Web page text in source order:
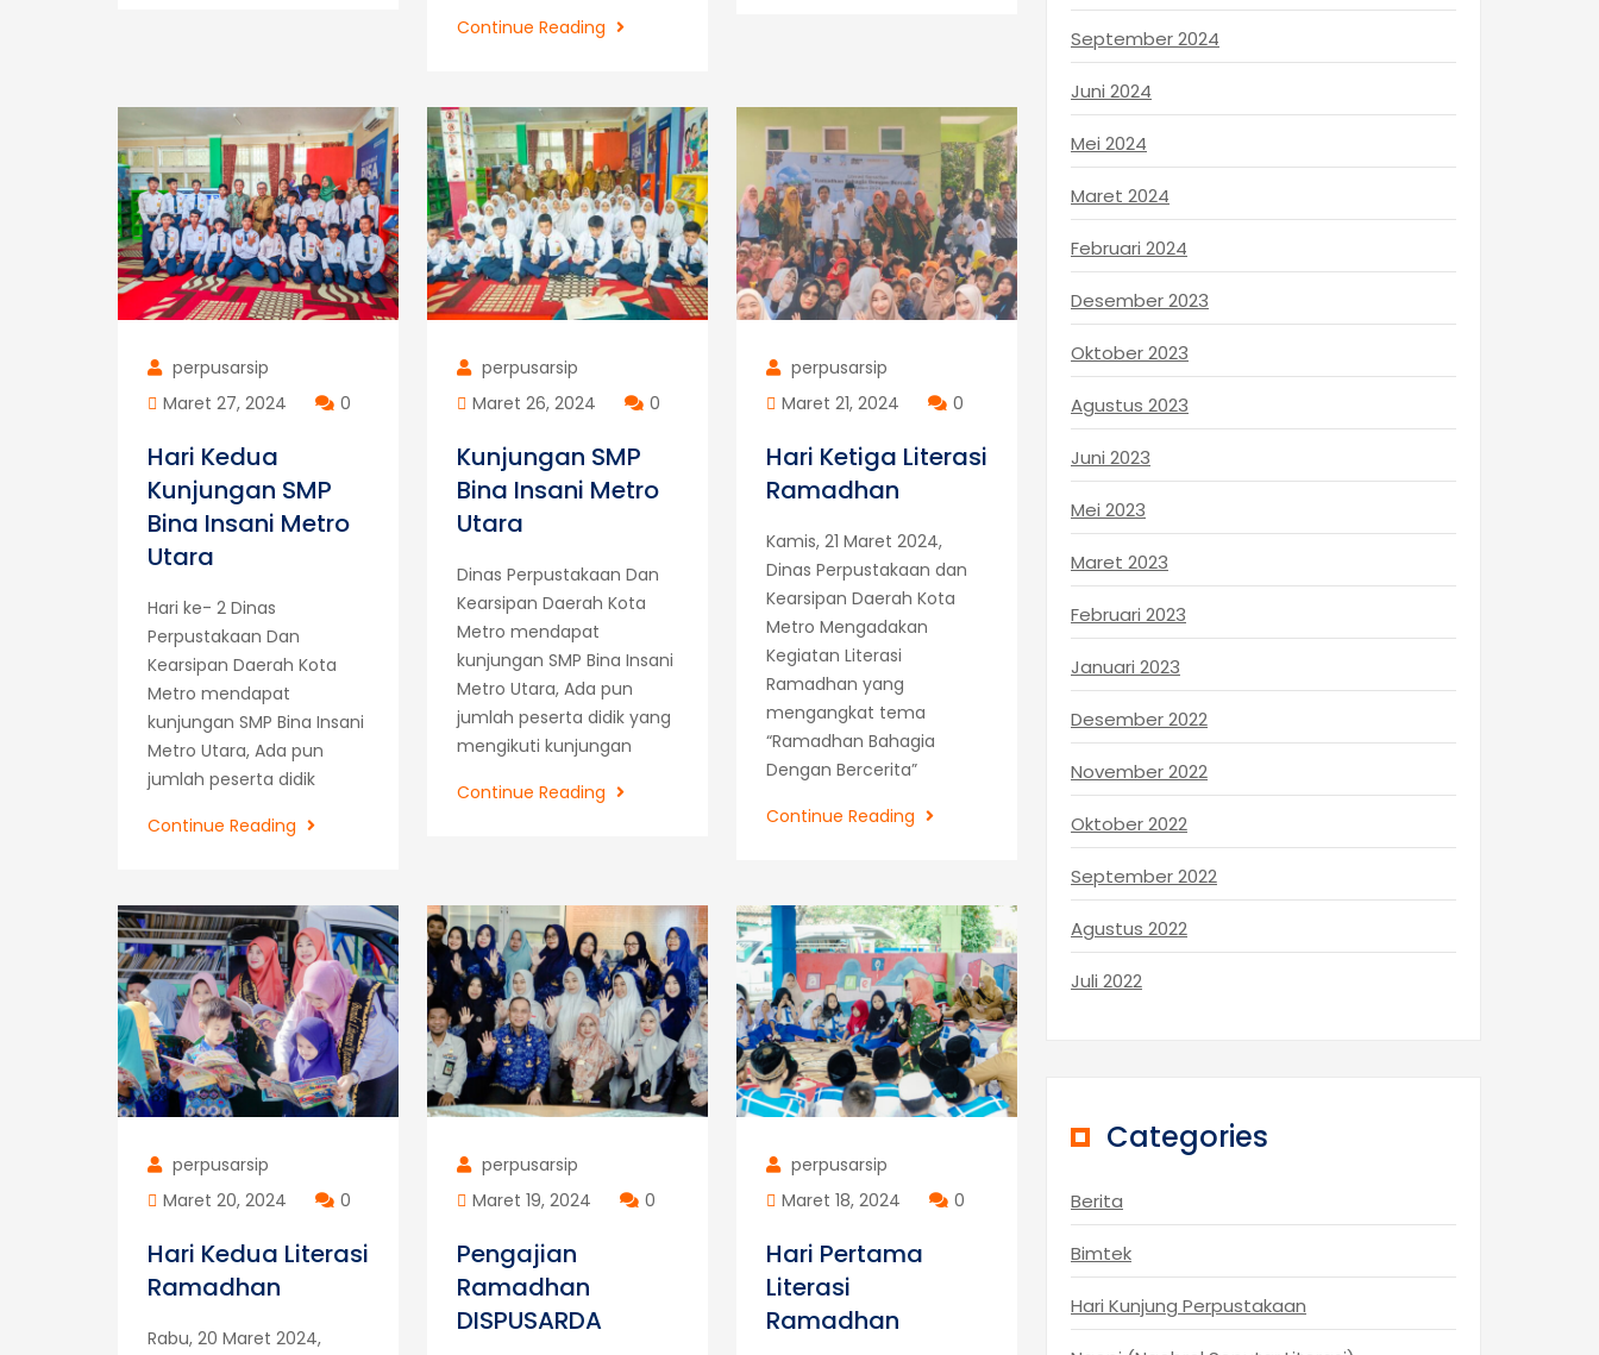
Continue Reading
Sosialisasi
Bagi
Generasi
Muda
perpusarsip
Maret 27, 2024
0
Hari Kedua
Kunjungan SMP
Bina Insani Metro
Utara
Hari ke- 2 Dinas
Perpustakaan Dan
Kearsipan Daerah Kota
Metro mendapat
kunjungan SMP Bina Insani
Metro Utara, Ada pun
jumlah peserta didik
Continue Reading
Hari
SMP
Bina
Insani
Metro
Utara
perpusarsip
Maret 26, 2024
0
Kunjungan SMP
Bina Insani Metro
Utara
Dinas Perpustakaan Dan
Kearsipan Daerah Kota
Metro mendapat
kunjungan SMP Bina Insani
Metro Utara, Ada pun
jumlah peserta didik yang
mengikuti kunjungan
Continue Reading
Kunjungan
Metro
Utara
perpusarsip
Maret 21, 2024
0
Hari Ketiga Literasi
Ramadhan
Kamis, 21 Maret 2024,
Dinas Perpustakaan dan
Kearsipan Daerah Kota
Metro Mengadakan
Kegiatan Literasi
Ramadhan yang
mengangkat tema
“Ramadhan Bahagia
Dengan Bercerita”
Continue Reading
Hari
Ramadhan
perpusarsip
Maret 20, 2024
0
Hari Kedua Literasi
Ramadhan
Rabu, 20 Maret 2024,
perpusarsip
Maret 19, 2024
0
Pengajian
Ramadhan
DISPUSARDA
perpusarsip
Maret 18, 2024
0
Hari Pertama
Literasi
Ramadhan
September 2024
Juni 2024
Mei 2024
Maret 2024
Februari 2024
Desember 2023
Oktober 2023
Agustus 2023
Juni 2023
Mei 2023
Maret 2023
Februari 2023
Januari 2023
Desember 2022
November 2022
Oktober 2022
September 2022
Agustus 2022
Juli 2022
Categories
Berita
Bimtek
Hari Kunjung Perpustakaan